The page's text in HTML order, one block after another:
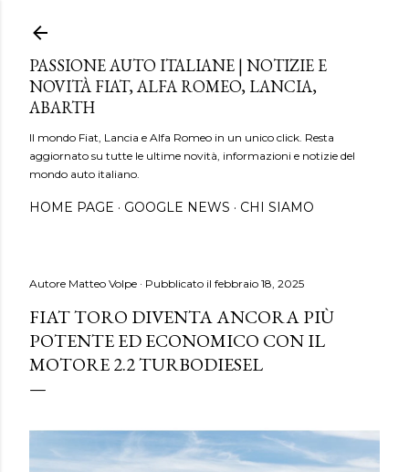
PASSIONE AUTO ITALIANE | NOTIZIE E
NOVITÀ FIAT, ALFA ROMEO, LANCIA,
ABARTH
Il mondo Fiat, Lancia e Alfa Romeo in un unico click. Resta
aggiornato su tutte le ultime novità, informazioni e notizie del
mondo auto italiano.
HOME PAGE GOOGLE NEWS CHI SIAMO
Autore Matteo Volpe Pubblicato il febbraio 18, 2025
FIAT TORO DIVENTA ANCORA PIÙ
POTENTE ED ECONOMICO CON IL
MOTORE 2.2 TURBODIESEL